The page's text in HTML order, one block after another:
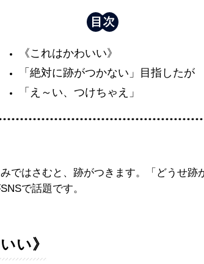
《これはかわいい》
「絶対に跡がつかない」目指したが
「え～い、つけちゃえ」
ではさむと、跡がつきます。「どうせ跡
で話題です。
い》